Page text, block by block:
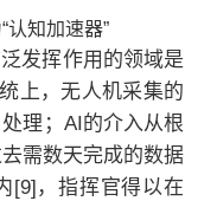
认知加速器”
发挥作用的领域是
上，无人机采集的
理；AI的介入从根
需数天完成的数据
[9]，指挥官得以在